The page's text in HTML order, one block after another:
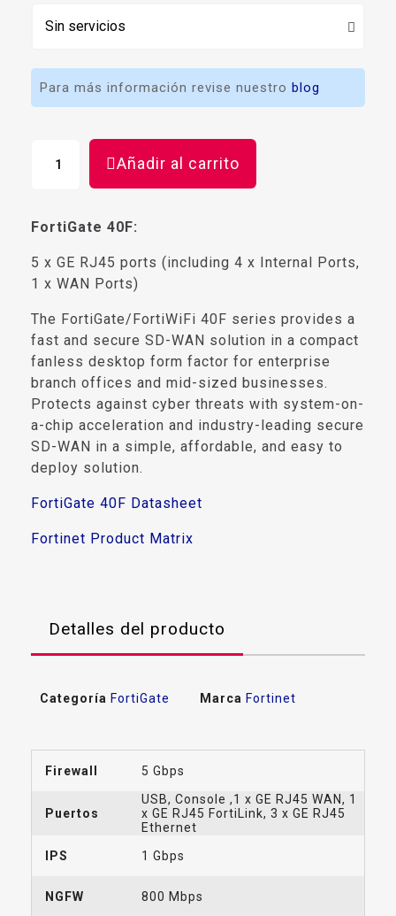
Para más información revise nuestro blog
Añadir al carrito
FortiGate 40F:
5 x GE RJ45 ports (including 4 x Internal Ports,
1 x WAN Ports)
The FortiGate/FortiWiFi 40F series provides a
fast and secure SD-WAN solution in a compact
fanless desktop form factor for enterprise
branch offices and mid-sized businesses.
Protects against cyber threats with system-on-
a-chip acceleration and industry-leading secure
SD-WAN in a simple, affordable, and easy to
deploy solution.
FortiGate 40F Datasheet
Fortinet Product Matrix
Detalles del producto
Categoría FortiGate Marca Fortinet
Firewall 5 Gbps
Puertos
USB, Console ,1 x GE RJ45 WAN, 1
x GE RJ45 FortiLink, 3 x GE RJ45
Ethernet
IPS
1 Gbps
NGFW 800 Mbps